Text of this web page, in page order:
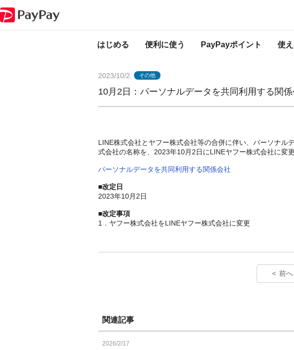
はじめる 便利に使う PayPayポイント 使
2023/10/2 その他
10月2日：パーソナルデータを共同利用する関
LINE株式会社とヤフー株式会社等の合併に伴い、パーソナル
式会社の名称を、2023年10月2日にLINEヤフー株式会社に変
パーソナルデータを共同利用する関係会社
■改定日
2023年10月2日
■改定事項
1．ヤフー株式会社をLINEヤフー株式会社に変更
前へ
関連記事
2026/2/17